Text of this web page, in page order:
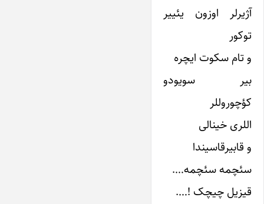
آژیرلر اوزون یئییر
توکور
و تام سکوت ایچره
بیر سویودو
کؤچوروللر
اللری خینالی
و قابیرقاسیندا
سئچمه سئچمه….
قیزیل چیچک !….